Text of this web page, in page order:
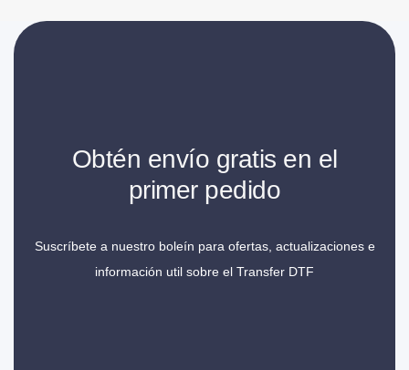
Obtén envío gratis en el
primer pedido
Suscríbete a nuestro boleín para ofertas, actualizaciones e
información util sobre el Transfer DTF